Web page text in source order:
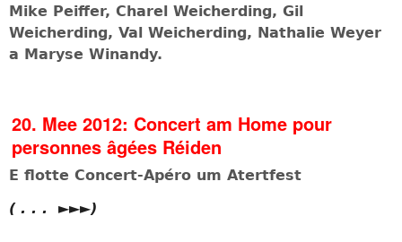
Mike Peiffer, Charel Weicherding, Gil
Weicherding, Val Weicherding, Nathalie Weyer
a Maryse Winandy.
20. Mee 2012: Concert am Home pour
personnes âgées Réiden
E flotte Concert-Apéro um Atertfest
( . . . ►►►)